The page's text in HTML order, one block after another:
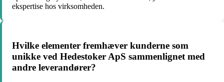
ekspertise hos virksomheden.
Hvilke elementer fremhæver kunderne som
unikke ved Hedestoker ApS sammenlignet med
andre leverandører?